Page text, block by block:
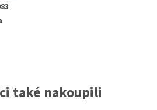
také nakoupili